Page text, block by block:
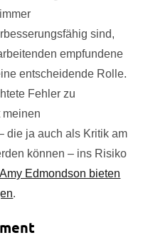
sind,
empfundene
entscheidende Rolle.
Fehler zu
meinen
die ja auch als Kritik am
können – ins Risiko
Edmondson bieten
.